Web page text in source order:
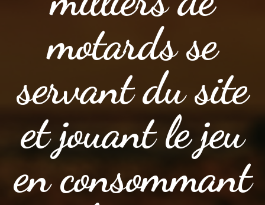
motards se
servant du site
et jouant le jeu
en consommant